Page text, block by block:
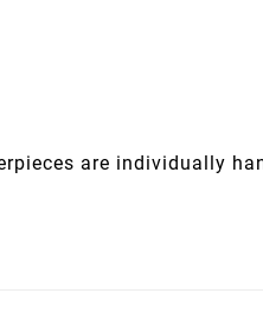
are individually